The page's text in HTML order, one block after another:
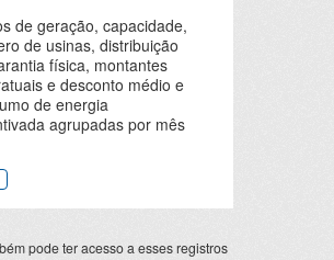
de geração, capacidade,
de usinas, distribuição
física, montantes
e desconto médio e
de energia
agrupadas por mês
pode ter acesso a esses registros